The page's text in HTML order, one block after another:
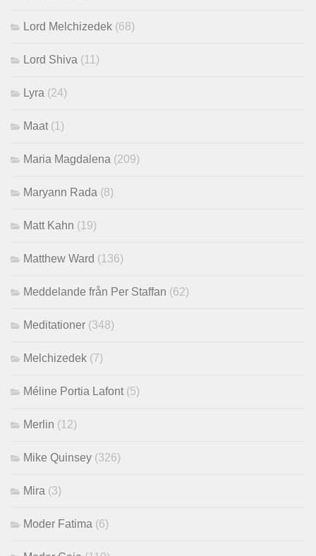
Lord Melchizedek (68)
Lord Shiva (11)
Lyra (24)
Maat (1)
Maria Magdalena (209)
Maryann Rada (8)
Matt Kahn (19)
Matthew Ward (136)
Meddelande från Per Staffan (62)
Meditationer (348)
Melchizedek (7)
Méline Portia Lafont (5)
Merlin (12)
Mike Quinsey (326)
Mira (3)
Moder Fatima (6)